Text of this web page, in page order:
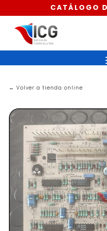
CATÁLOGO
← Volver a tienda online